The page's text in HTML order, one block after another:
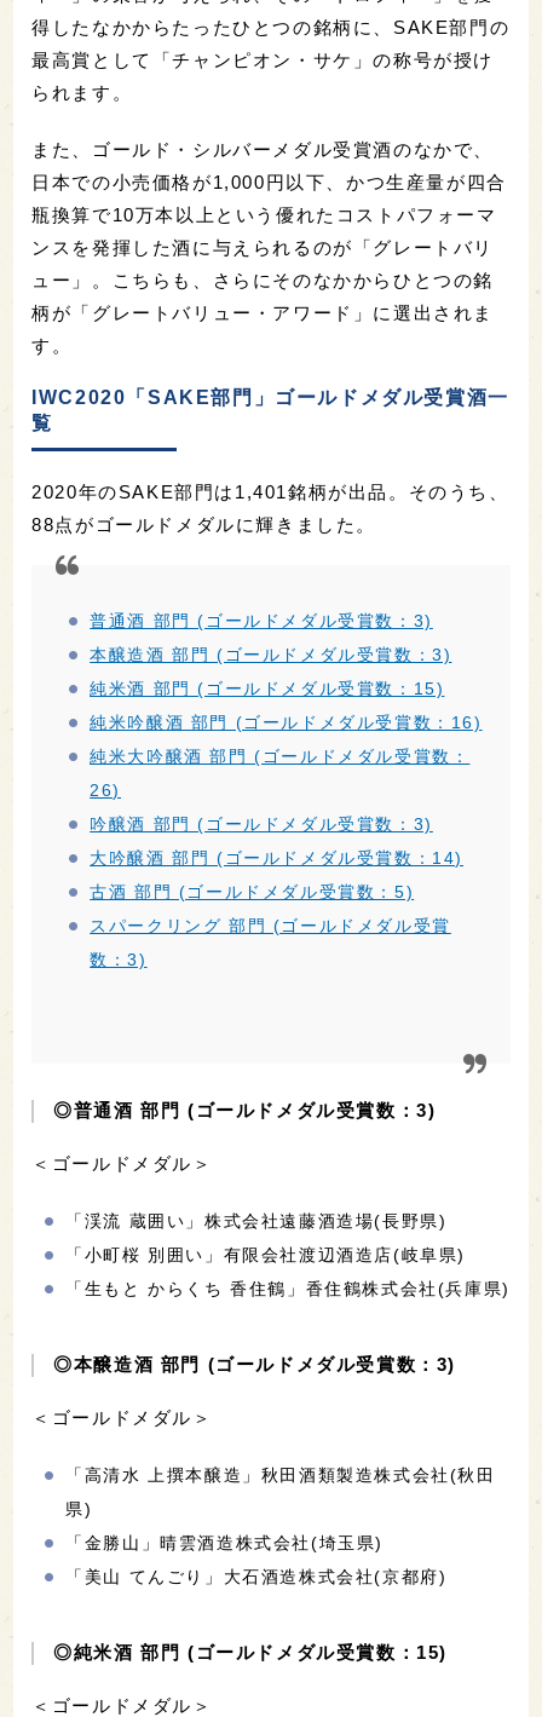
得したなかからたったひとつの銘柄に、SAKE部門の
最高賞として「チャンピオン・サケ」の称号が授け
られます。
また、ゴールド・シルバーメダル受賞酒のなかで、
日本での小売価格が1,000円以下、かつ生産量が四合
瓶換算で10万本以上という優れたコストパフォーマ
ンスを発揮した酒に与えられるのが「グレートバリ
ュー」。こちらも、さらにそのなかからひとつの銘
柄が「グレートバリュー・アワード」に選出されま
す。
IWC2020「SAKE部門」ゴールドメダル受賞酒一
覧
2020年のSAKE部門は1,401銘柄が出品。そのうち、
88点がゴールドメダルに輝きました。
普通酒 部門 (ゴールドメダル受賞数：3)
本醸造酒 部門 (ゴールドメダル受賞数：3)
純米酒 部門 (ゴールドメダル受賞数：15)
純米吟醸酒 部門 (ゴールドメダル受賞数：16)
純米大吟醸酒 部門 (ゴールドメダル受賞数：
26)
吟醸酒 部門 (ゴールドメダル受賞数：3)
大吟醸酒 部門 (ゴールドメダル受賞数：14)
古酒 部門 (ゴールドメダル受賞数：5)
スパークリング 部門 (ゴールドメダル受賞
数：3)
◎普通酒 部門 (ゴールドメダル受賞数：3)
＜ゴールドメダル＞
「渓流 蔵囲い」株式会社遠藤酒造場(長野県)
「小町桜 別囲い」有限会社渡辺酒造店(岐阜県)
「生もと からくち 香住鶴」香住鶴株式会社(兵庫県)
◎本醸造酒 部門 (ゴールドメダル受賞数：3)
＜ゴールドメダル＞
「高清水 上撰本醸造」秋田酒類製造株式会社(秋田
県)
「金勝山」晴雲酒造株式会社(埼玉県)
「美山 てんごり」大石酒造株式会社(京都府)
◎純米酒 部門 (ゴールドメダル受賞数：15)
＜ゴールドメダル＞